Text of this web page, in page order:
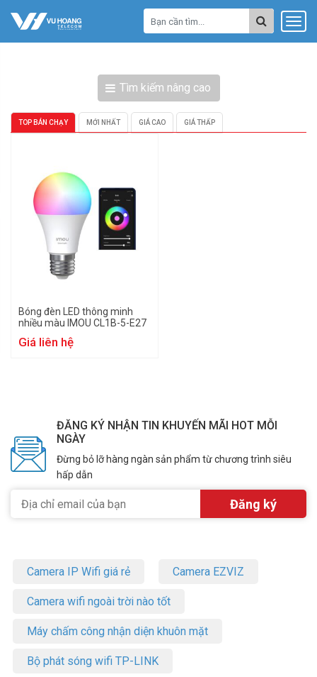
Tìm kiếm nâng cao
TOP BÁN CHẠY MỚI NHẤT GIÁ CAO GIÁ THẤP
Bóng đèn LED thông minh
nhiều màu IMOU CL1B-5-E27
Giá liên hệ
ĐĂNG KÝ NHẬN TIN KHUYẾN MÃI HOT MỖI
NGÀY
Đừng bỏ lỡ hàng ngàn sản phẩm từ chương trình siêu
hấp dẫn
Camera IP Wifi giá rẻ Camera EZVIZ
Camera wifi ngoài trời nào tốt
Máy chấm công nhận diện khuôn mặt
Bộ phát sóng wifi TP-LINK